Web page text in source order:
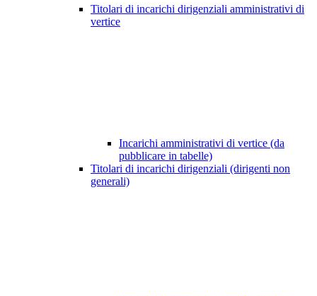
Titolari di incarichi dirigenziali amministrativi di
vertice
Incarichi amministrativi di vertice (da
pubblicare in tabelle)
Titolari di incarichi dirigenziali (dirigenti non
generali)